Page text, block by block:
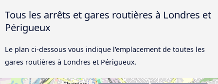
Tous les arrêts et gares routières à Londres et
Périgueux
Le plan ci-dessous vous indique l'emplacement de toutes les
gares routières à Londres et Périgueux.